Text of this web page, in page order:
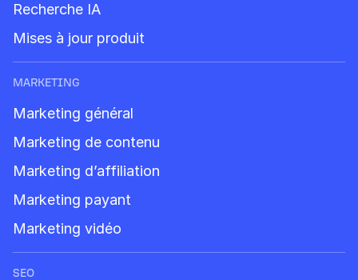
Recherche IA
Mises à jour produit
MARKETING
Marketing général
Marketing de contenu
Marketing d’affiliation
Marketing payant
Marketing vidéo
SEO